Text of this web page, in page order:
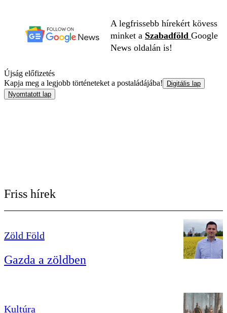
A legfrissebb hírekért kövess
minket a Szabadföld Google
News oldalán is!
Újság előfizetés
Kapja meg a legjobb történeteket a postaládájába!
Digitális lap
Nyomtatott lap
Friss hírek
Zöld Föld
Gazda a zöldben
Kultúra